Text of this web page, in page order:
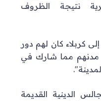
نتيجة الظروف
كربلاء كان لهم دور
مدنهم مما شارك في
الدينية القديمة